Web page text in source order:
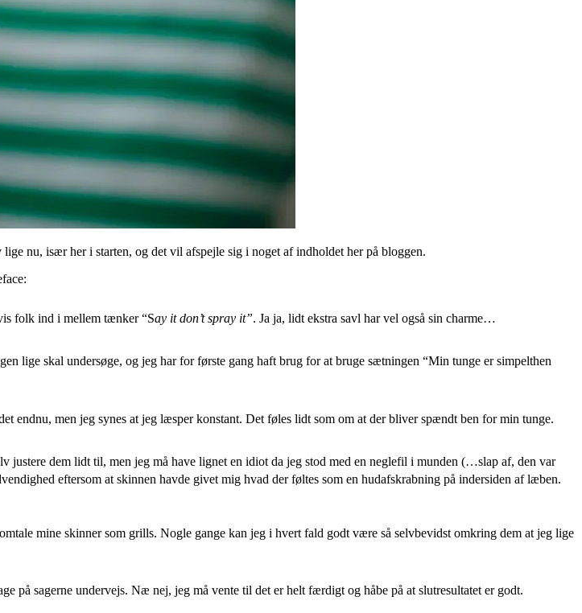
nu, især her i starten, og det vil afspejle sig i noget af indholdet her på bloggen.
folk ind i mellem tænker “Say it don’t spray it”. Ja ja, lidt ekstra savl har vel også sin charme…
lige skal undersøge, og jeg har for første gang haft brug for at bruge sætningen “Min tunge er simpelthen
endnu, men jeg synes at jeg læsper konstant. Det føles lidt som om at der bliver spændt ben for min tunge.
justere dem lidt til, men jeg må have lignet en idiot da jeg stod med en neglefil i munden (…slap af, den var
eftersom at skinnen havde givet mig hvad der føltes som en hudafskrabning på indersiden af læben.
mine skinner som grills. Nogle gange kan jeg i hvert fald godt være så selvbevidst omkring dem at jeg lige
på sagerne undervejs. Næ nej, jeg må vente til det er helt færdigt og håbe på at slutresultatet er godt.